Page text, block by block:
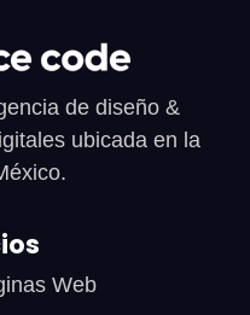
de diseño &
ubicada en la
Web